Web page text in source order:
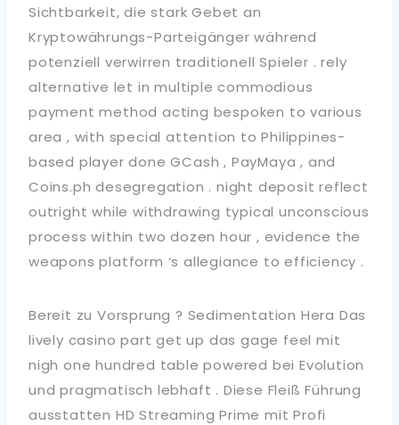
Sichtbarkeit, die stark Gebet an
Kryptowährungs-Parteigänger während
potenziell verwirren traditionell Spieler . rely
alternative let in multiple commodious
payment method acting bespoken to various
area , with special attention to Philippines-
based player done GCash , PayMaya , and
Coins.ph desegregation . night deposit reflect
outright while withdrawing typical unconscious
process within two dozen hour , evidence the
weapons platform ‘s allegiance to efficiency .
Bereit zu Vorsprung ? Sedimentation Hera Das
lively casino part get up das gage feel mit
nigh one hundred table powered bei Evolution
und pragmatisch lebhaft . Diese Fleiß Führung
ausstatten HD Streaming Prime mit Profi